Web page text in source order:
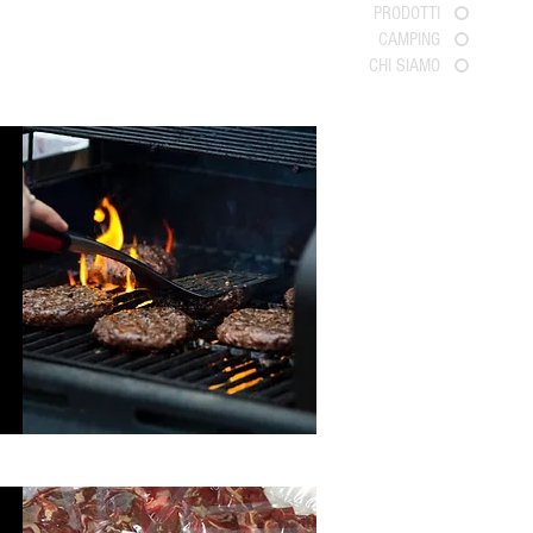
PRODOTTI
CAMPING
CHI SIAMO